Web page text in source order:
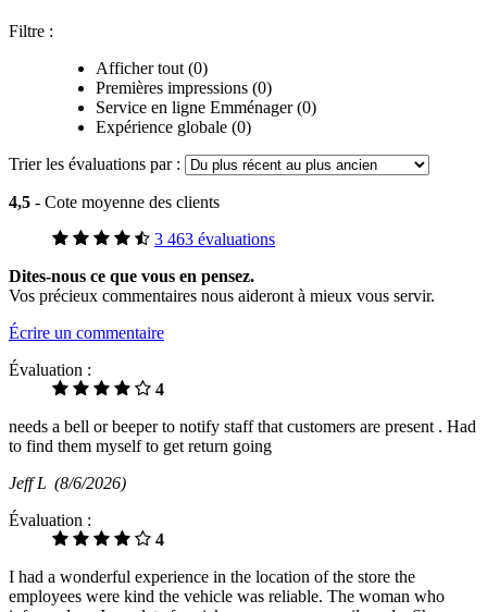
Filtre :
Afficher tout (0)
Premières impressions (0)
Service en ligne Emménager (0)
Expérience globale (0)
Trier les évaluations par :
4,5 - Cote moyenne des clients
3 463 évaluations
Dites-nous ce que vous en pensez.
Vos précieux commentaires nous aideront à mieux vous servir.
Écrire un commentaire
Évaluation :
4
needs a bell or beeper to notify staff that customers are present . Had
to find them myself to get return going
Jeff L (8/6/2026)
Évaluation :
4
I had a wonderful experience in the location of the store the
employees were kind the vehicle was reliable. The woman who